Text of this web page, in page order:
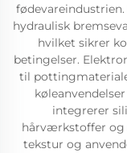
hydraulisk
hvilket sikrer
betingelser.
til
integrerer
hårværkstoffer og
tekstur og